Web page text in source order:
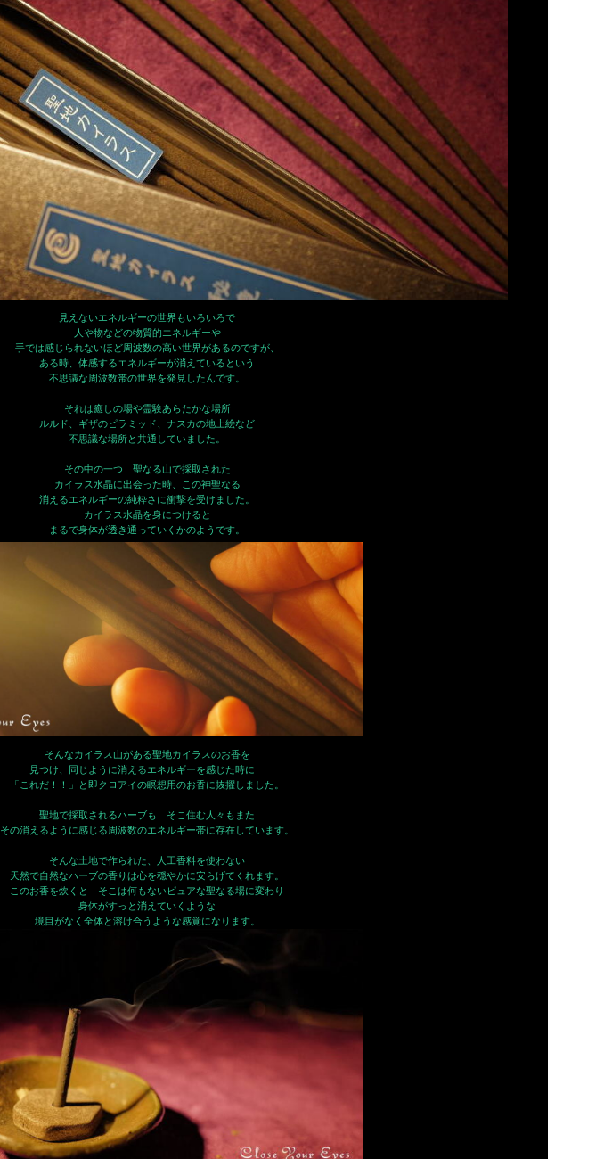
見えないエネルギーの世界もいろいろで
人や物などの物質的エネルギーや
手では感じられないほど周波数の高い世界があるのですが、
ある時、体感するエネルギーが消えているという
不思議な周波数帯の世界を発見したんです。
それは癒しの場や霊験あらたかな場所
ルルド、ギザのピラミッド、ナスカの地上絵など
不思議な場所と共通していました。
その中の一つ 聖なる山で採取された
カイラス水晶に出会った時、この神聖なる
消えるエネルギーの純粋さに衝撃を受けました。
カイラス水晶を身につけると
まるで身体が透き通っていくかのようです。
そんなカイラス山がある聖地カイラスのお香を
見つけ、同じように消えるエネルギーを感じた時に
「これだ！！」と即クロアイの瞑想用のお香に抜擢しました。
聖地で採取されるハーブも そこ住む人々もまた
その消えるように感じる周波数のエネルギー帯に存在しています。
そんな土地で作られた、人工香料を使わない
天然で自然なハーブの香りは心を穏やかに安らげてくれます。
このお香を炊くと そこは何もないピュアな聖なる場に変わり
身体がすっと消えていくような
境目がなく全体と溶け合うような感覚になります。